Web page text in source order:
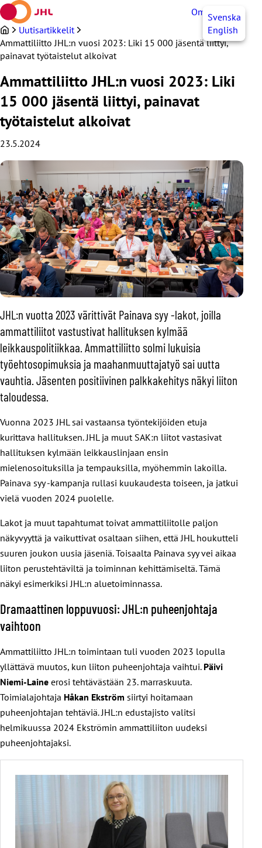
Siirry
sisältöön
OmaJHLSvenska
English
Uutisartikkelit
Ammattiliitto JHL:n vuosi 2023: Liki 15 000 jäsentä liittyi,
painavat työtaistelut alkoivat
Ammattiliitto JHL:n vuosi 2023: Liki
15 000 jäsentä liittyi, painavat
työtaistelut alkoivat
23.5.2024
JHL:n vuotta 2023 värittivät Painava syy -lakot, joilla
ammattiliitot vastustivat hallituksen kylmää
leikkauspolitiikkaa. Ammattiliitto solmi lukuisia
työehtosopimuksia ja maahanmuuttajatyö sai uutta
vauhtia. Jäsenten positiivinen palkkakehitys näkyi liiton
taloudessa.
Vuonna 2023 JHL sai vastaansa työntekijöiden etuja
kurittava hallituksen. JHL ja muut SAK:n liitot vastasivat
hallituksen kylmään leikkauslinjaan ensin
mielenosoituksilla ja tempauksilla, myöhemmin lakoilla.
Painava syy -kampanja rullasi kuukaudesta toiseen, ja jatkui
vielä vuoden 2024 puolelle.
Lakot ja muut tapahtumat toivat ammattiliitolle paljon
näkyvyyttä ja vaikuttivat osaltaan siihen, että JHL houkutteli
suuren joukon uusia jäseniä. Toisaalta Painava syy vei aikaa
liiton perustehtäviltä ja toiminnan kehittämiseltä. Tämä
näkyi esimerkiksi JHL:n aluetoiminnassa.
Dramaattinen loppuvuosi: JHL:n puheenjohtaja
vaihtoon
Ammattiliitto JHL:n toimintaan tuli vuoden 2023 lopulla
yllättävä muutos, kun liiton puheenjohtaja vaihtui. Päivi
Niemi-Laine erosi tehtävästään 23. marraskuuta.
Toimialajohtaja Håkan Ekström siirtyi hoitamaan
puheenjohtajan tehtäviä. JHL:n edustajisto valitsi
helmikuussa 2024 Ekströmin ammattiliiton uudeksi
puheenjohtajaksi.